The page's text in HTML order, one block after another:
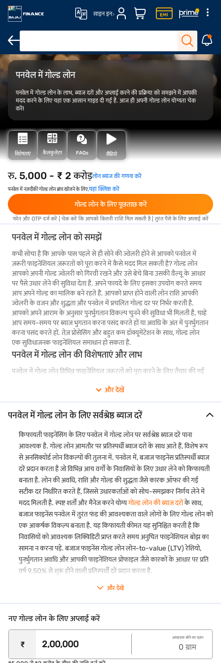
साइन इन
ओवरव्यू
पनवेल में गोल्ड लोन
पनवेल में गोल्ड लोन के लाभ, ब्याज दरों और अप्लाई करने की प्रक्रिया को समझने में आपकी
मदद करने के लिए यहां एक आसान गाइड दी गई है. आज ही अपनी गोल्ड लोन योग्यता चेक
करें!
विशेषताएं कैलकुलेटर FAQs वीडियो
रु. 5,000 - ₹ 2 करोड़लोन ब्याज की गणना करें
पनवेल में नज़दीकी गोल्ड लोन ब्रांच खोजने के लिए,यहां क्लिक करें
गोल्ड लोन के लिए पूछताछ करें
फोन और OTP दर्ज करें | चेक करें कि आपको कितनी राशि मिल सकती है | तुरंत पैसे के लिए अप्लाई करें
पनवेल में गोल्ड लोन को समझें
कभी सोचा है कि आपके पास पहले से ही सोने की ज्वेलरी होने से आपको पनवेल में
ज़रूरी फाइनेंशियल ज़रूरतों को पूरा करने में कैसे मदद मिल सकती है? गोल्ड लोन
आपको अपनी गोल्ड ज्वेलरी को गिरवी रखने और उसे बेचे बिना उसकी वैल्यू के आधार
पर पैसे उधार लेने की सुविधा देता है. अपने फायदे के लिए इसका उपयोग करते समय
आप अपने गोल्ड का मालिक बने रहते हैं. आपको प्राप्त होने वाली लोन राशि आपकी
ज्वेलरी के वजन और शुद्धता और पनवेल में प्रचलित गोल्ड दर पर निर्भर करती है.
आपको अपने आराम के अनुसार पुनर्भुगतान विकल्प चुनने की सुविधा भी मिलती है, चाहे
आप समय-समय पर ब्याज भुगतान करना पसंद करते हों या अवधि के अंत में पुनर्भुगतान
करना पसंद करते हों. तेज़ प्रोसेसिंग और बहुत कम डॉक्यूमेंटेशन के साथ, गोल्ड लोन
एक सुविधाजनक फाइनेंशियल समाधान हो सकता है.
पनवेल में गोल्ड लोन की विशेषताएं और लाभ
पनवेल में गोल्ड लोन विभिन्न फाइनेंशियल ज़रूरतों को पूरा करने के लिए तैयार की गई
पनवेल के निवासियों के लिए एक आकर्षक फाइनेंशियल प्रोडक्ट बनाते हैं. अगर आप
फंड का तेज़ एक्सेस चाहते हैं, तो बजाज फाइनेंस गोल्ड लोन आसान समाधान प्रदान
करता है. आप मात्र 9.50% प्रति वर्ष से शुरू होने वाली ब्याज दरों के साथ रु. 5,000 से
₹ 2 करोड़ तक का लोन ले सकते हैं. हमारे गोल्ड लोन की प्रमुख विशेषताओं पर एक
नज़र डालें:
पार्ट-रिलीज़ सुविधा
हमारीगोल्ड लोन पार्ट रिलीज़ सुविधाके साथ, आप अपने लोन के एक हिस्से का
पुनर्भुगतान कर सकते हैं और अपनी लोन अवधि समाप्त होने से पहले अपनी गोल्ड
ज्वेलरी का एक हिस्सा वापस ले सकते हैं.
कोई पार्ट-प्री-पेमेंट या फोरक्लोज़र शुल्क नहीं*
अपने लोन का एक हिस्सा पहले ही चुकाएं या बिना किसी अतिरिक्त लागत के पूरी
राशि का भुगतान करें.
पारदर्शी मूल्यांकन
यह सुनिश्चित करने के लिए कि आपको अपने सोने के लिए सर्वश्रेष्ठ वैल्यू मिलती है,
हम अपनी सभी शाखा में टॉप क्वालिटी कैरेट मीटर का उपयोग करते हैं.
गोल्ड का मुफ्त इंश्योरेंस
हम कई पुनर्भुगतान विकल्प प्रदान करते हैं, जहां आप अपनी सुविधा के अनुसार
भुगतान करने का विकल्प चुन सकते हैं. कृपया ध्यान दें कि मूल राशि और लंबित
ब्याज, अगर कोई हो, लोन मेच्योरिटी के समय भुगतान के लिए देय होगा.
और देखें
पनवेल में गोल्ड लोन के लिए सर्वश्रेष्ठ ब्याज दरें
किफायती फाइनेंसिंग के लिए पनवेल में गोल्ड लोन पर सर्वश्रेष्ठ ब्याज दरें पाना
आवश्यक है. गोल्ड लोन आमतौर पर प्रतिस्पर्धी ब्याज दरों के साथ आते हैं, विशेष रूप
से अनसिक्योर्ड लोन विकल्पों की तुलना में. पनवेल में, बजाज फाइनेंस प्रतिस्पर्धी ब्याज
दरें प्रदान करता है जो विभिन्न आय वर्गों के निवासियों के लिए उधार लेने को किफायती
बनाता है. लोन की अवधि, राशि और गोल्ड की शुद्धता जैसे कारक ऑफर की गई
सटीक दर निर्धारित करते हैं, जिससे उधारकर्ताओं को सोच-समझकर निर्णय लेने में
मदद मिलती है. स्पष्ट शर्तों और मैनेज करने योग्यगोल्ड लोन की ब्याज दरोंके साथ,
बजाज फाइनेंस पनवेल में तुरंत फंड की आवश्यकता वाले लोगों के लिए गोल्ड लोन को
एक आकर्षक विकल्प बनाता है. यह किफायती कीमत यह सुनिश्चित करती है कि
निवासियों को आवश्यक लिक्विडिटी प्राप्त करते समय अनुचित फाइनेंशियल बोझ का
सामना न करना पड़े. बजाज फाइनेंस गोल्ड लोन लोन-to-value (LTV) रेशियो,
पुनर्भुगतान अवधि और आपकी फाइनेंशियल प्रोफाइल जैसे कारकों के आधार पर प्रति
वर्ष 9.50% से शुरू होने वाली प्रतिस्पर्धी दरें प्रदान करता है.
बजाज फाइनेंस के साथ, उधारकर्ता 1 दिन से 12 महीने तक की कई पुनर्भुगतान अवधि
सहित कई लाभ प्राप्त कर सकते हैं, जो आपके गोल्ड की वैल्यू के आधार पर लोन राशि
को अधिकतम करता है. तेज़ डिस्बर्सल प्रोसेस यह सुनिश्चित करता है कि तुरंत
फाइनेंशियल ज़रूरतों को पूरा करने के लिए फंड तुरंत उपलब्ध हो.
और देखें
नए गोल्ड लोन के लिए अप्लाई करें
₹
आवश्यक सोने का वज़न
0 ग्राम